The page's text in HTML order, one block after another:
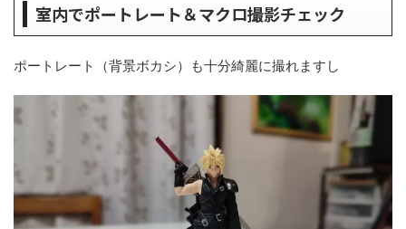
室内でポートレート＆マクロ撮影チェック
ポートレート（背景ボカシ）も十分綺麗に撮れますし